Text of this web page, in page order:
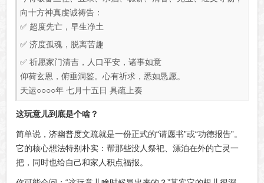
向十方神真虔诚祷告：
✅ 超度先亡，早生净土
✅ 济度孤魂，脱离苦趣
✅ 祈愿家门清吉，人口平安，诸事如意
仰荷玄恩，俯垂洞鉴。心有祈求，悉如恳愿。
天运○○○○年 七月十五日 具疏上奏
这玩意儿到底是个啥？
简单说，济幽普度文疏就是一份正式的“请愿书”或“功德报告”。
它的核心想法特别朴实：帮那些没人祭祀、漂泊在外的亡灵一
把，同时也给自己和家人积点福报。